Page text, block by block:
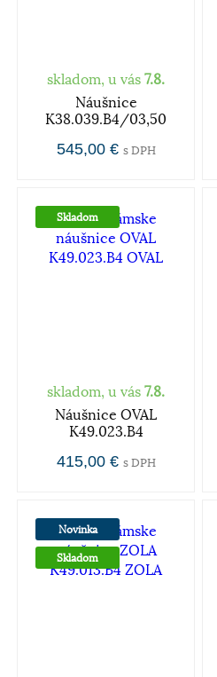
skladom, u vás 7.8.
Náušnice
K38.039.B4/03,50
545,00 € s DPH
Skladom
skladom, u vás 7.8.
Náušnice OVAL
K49.023.B4
415,00 € s DPH
Novinka
Skladom